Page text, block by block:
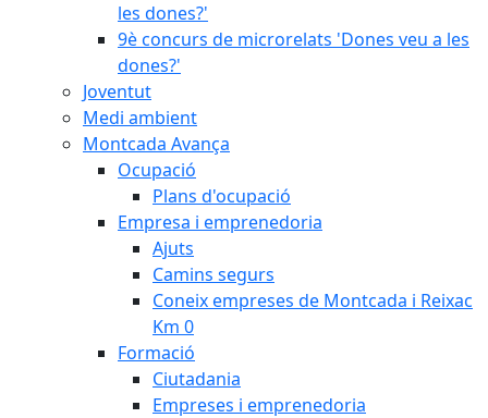
les dones?'
9è concurs de microrelats 'Dones veu a les
dones?'
Joventut
Medi ambient
Montcada Avança
Ocupació
Plans d'ocupació
Empresa i emprenedoria
Ajuts
Camins segurs
Coneix empreses de Montcada i Reixac
Km 0
Formació
Ciutadania
Empreses i emprenedoria